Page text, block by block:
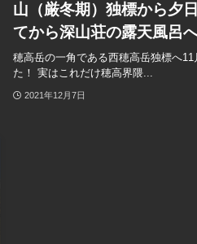
山（厳冬期）独標から夕
てから深山荘の露天風呂
穂高岳の一角である西穂高岳独標へ11
た！ 実はこれだけ穂高界隈...
2021年12月7日